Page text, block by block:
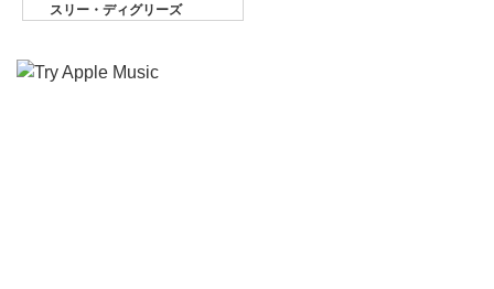
スリー・ディグリーズ